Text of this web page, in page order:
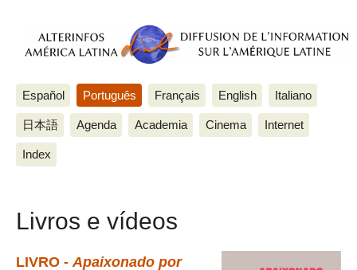
Español Português Français English Italiano
日本語 Agenda Academia Cinema Internet
Index
Livros e vídeos
LIVRO - Apaixonado por